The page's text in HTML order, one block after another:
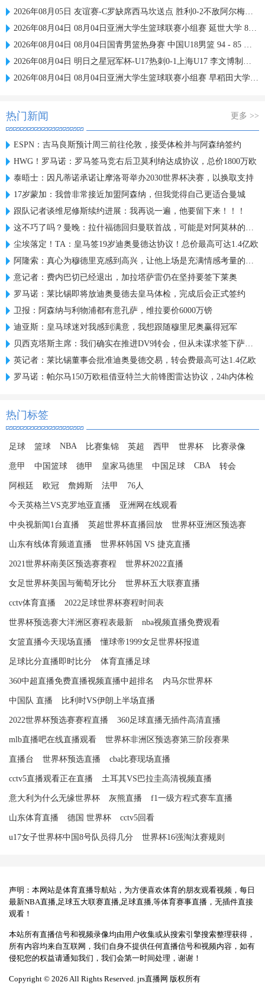
2026年08月05日 友谊赛-C罗缺席西马坎送点 胜利0-2不敌阿尔梅里亚
2026年08月04日 08月04日亚洲大学生篮球联赛小组赛 延世大学 82 - 83 北京大学 集锦
2026年08月04日 08月04日国青男篮热身赛 中国U18男篮 94 - 85 加拿大大卫·安篮球学院 集锦
2026年08月04日 明日之星冠军杯-U17热刺0-1上海U17 李文博制胜球
2026年08月04日 08月04日亚洲大学生篮球联赛小组赛 早稻田大学 71 - 86 清华大学 集锦
热门新闻 更多 >>
ESPN：吉马良斯预计周三前往伦敦，接受体检并与阿森纳签约
HWG！罗马诺：罗马签马竞右后卫莫利纳达成协议，总价1800万欧
泰晤士：因凡蒂诺承诺让摩洛哥举办2030世界杯决赛，以换取支持
17岁蒙加：我曾非常接近加盟阿森纳，但我觉得自己更适合曼城
跟队记者谈维尼修斯续约进展：我再说一遍，他要留下来！！！
这不巧了吗？曼晚：拉什福德回归曼联首战，可能是对阿莫林的米兰
尘埃落定！TA：皇马签19岁迪奥曼德达协议！总价最高可达1.4亿欧
阿隆索：真心为穆德里克感到高兴，让他上场是充满情感考量的决定
意记者：费内巴切已经退出，加拉塔萨雷仍在坚持要签下莱奥
罗马诺：莱比锡即将放迪奥曼德去皇马体检，完成后会正式签约
卫报：阿森纳与利物浦都有意孔萨，维拉要价6000万镑
迪亚斯：皇马球迷对我感到满意，我想跟随穆里尼奥赢得冠军
贝西克塔斯主席：我们确实在推进DV9转会，但从未谋求签下萨拉赫
英记者：莱比锡董事会批准迪奥曼德交易，转会费最高可达1.4亿欧
罗马诺：帕尔马150万欧租借亚特兰大前锋图雷达协议，24h内体检
热门标签
足球 篮球 NBA 比赛集锦 英超 西甲 世界杯 比赛录像
意甲 中国篮球 德甲 皇家马德里 中国足球 CBA 转会
阿根廷 欧冠 詹姆斯 法甲 76人
今天英格兰VS克罗地亚直播 亚洲网在线观看
中央视新闻1台直播 英超世界杯直播回放 世界杯亚洲区预选赛
山东有线体育频道直播 世界杯韩国 VS 捷克直播
2021世界杯南美区预选赛赛程 世界杯2022直播
女足世界杯美国与葡萄牙比分 世界杯五大联赛直播
cctv体育直播 2022足球世界杯赛程时间表
世界杯预选赛大洋洲区赛程表最新 nba视频直播免费观看
女篮直播今天现场直播 懂球帝1999女足世界杯报道
足球比分直播即时比分 体育直播足球
360中超直播免费直播视频直播中超排名 内马尔世界杯
中国队 直播 比利时VS伊朗上半场直播
2022世界杯预选赛赛程直播 360足球直播无插件高清直播
mlb直播吧在线直播观看 世界杯非洲区预选赛第三阶段赛果
直播台 世界杯预选直播 cba比赛现场直播
cctv5直播观看正在直播 土耳其VS巴拉圭高清视频直播
意大利为什么无缘世界杯 灰熊直播 f1一级方程式赛车直播
山东体育直播 德国 世界杯 cctv5回看
u17女子世界杯中国8号队员得几分 世界杯16强淘汰赛规则
声明：本网站是体育直播导航站，为方便喜欢体育的朋友观看视频，每日
最新NBA直播,足球五大联赛直播,足球直播,等体育赛事直播，无插件直接
观看！
本站所有直播信号和视频录像均由用户收集或从搜索引擎搜索整理获得，
所有内容均来自互联网，我们自身不提供任何直播信号和视频内容，如有
侵犯您的权益请通知我们，我们会第一时间处理，谢谢！
Copyright © 2026 All Rights Reserved. jrs直播网 版权所有